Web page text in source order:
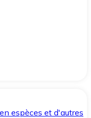
espèces et d'autres